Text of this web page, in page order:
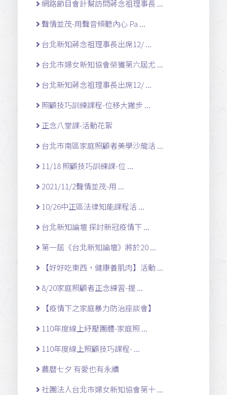
網路節目會計幫訪問蔣念祖理事長 ...
聲情並茂-用聲音傾聽內心 Pa ...
台北新知蔣念祖理事長出席12/ ...
台北市婦女新知協會榮獲第六屆尤 ...
台北新知蔣念祖理事長出席12/ ...
照顧技巧訓練課程-位移大撇步 ...
正念八堂課-活動花絮
台北市南區家庭照顧者美學沙龍活 ...
11/18 照顧技巧訓練課-位 ...
2021/11/2聲情並茂-用 ...
10/26中正區法律知能課程活 ...
台北新知論壇 探討新冠疫情下 ...
第一屆《台北新知論壇》將於20 ...
【好好吃東西，健康養肌肉】活動 ...
8/20家庭照顧者正念練習-提 ...
【疫情下之家庭暴力防治座談會】
110年度線上紓壓團體-家庭照 ...
110年度線上照顧技巧課程- ...
農曆七夕 有愛也有永續
社團法人台北市婦女新知協會第十 ...